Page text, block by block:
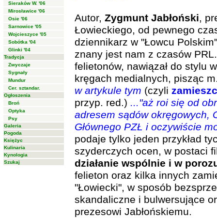
Sieraków W. '06
Mirosławice '06
Osie '06
Sarnowice '05
Wojcieszyce '05
Sobótka '04
Glinki '04
Tradycja
Zwyczaje
Sygnały
Mundur
Cer. sztandar.
Ogłoszenia
Broń
Optyka
Psy
Galeria
Pogoda
Księżyc
Kulinaria
Kynologia
Szukaj
Autor, Zygmunt Jabłoński,
Łowieckiego, od pewnego
dziennikarz w "Łowcu
znany jest nam z czasów
felietonów, nawiązał do stylu
kręgach medialnych, pisząc
w artykule tym (czyli
przyp. red.) ..."aż roi się od
adresem sądów okręgowych,
Głównego PZŁ i oczywiście
podaje tylko jeden przykład
szyderczych ocen, w postaci
działanie wspólnie i w
felieton oraz kilka innych
"Łowiecki", w sposób
skandaliczne i bulwersujące
prezesowi Jabłońskiemu.